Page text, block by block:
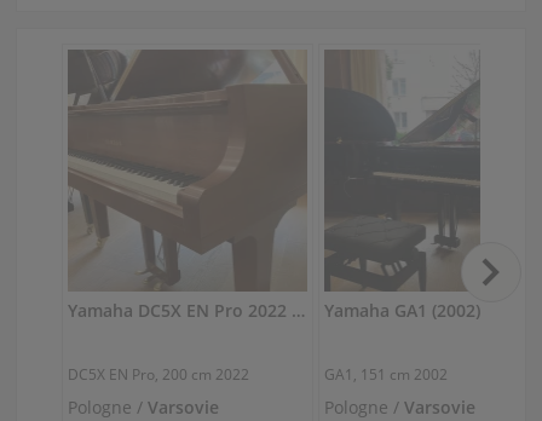
Yamaha DC5X EN Pro 2022 — presque comme neuf
DC5X EN Pro, 200 cm 2022
Pologne / Varsovie
GA1, 151 cm 2002
Pologne / Varsovie